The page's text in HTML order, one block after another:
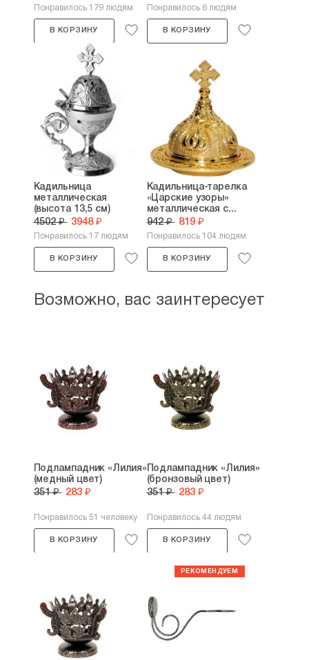
Понравилось 179 людям
В КОРЗИНУ
Понравилось 6 людям
В КОРЗИНУ
Кадильница
металлическая
(высота 13,5 см)
4502 ₽ 3948 ₽
Понравилось 17 людям
В КОРЗИНУ
Кадильница-тарелка
«Царские узоры»
металлическая с...
942 ₽ 819 ₽
Понравилось 104 людям
В КОРЗИНУ
Возможно, вас заинтересует
Подлампадник «Лилия»
(медный цвет)
351 ₽ 283 ₽
Понравилось 51 человеку
В КОРЗИНУ
Подлампадник «Лилия»
(бронзовый цвет)
351 ₽ 283 ₽
Понравилось 44 людям
В КОРЗИНУ